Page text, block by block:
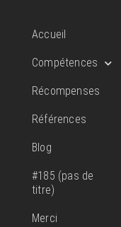
Accueil
Compétences
Récompenses
Références
Blog
#185 (pas de
titre)
Merci